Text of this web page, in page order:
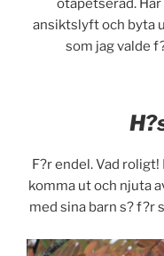
otapetserad.
ansiktslyft och byta
som jag valde
F?r endel. Vad
komma ut och njuta
med sina barn s? f?r